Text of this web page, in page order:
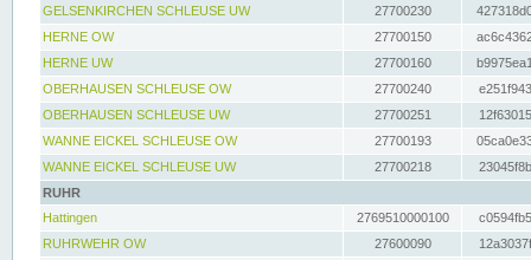
GELSENKIRCHEN SCHLEUSE UW
27700230
HERNE OW
27700150
HERNE UW
27700160
OBERHAUSEN SCHLEUSE OW
27700240
OBERHAUSEN SCHLEUSE UW
27700251
WANNE EICKEL SCHLEUSE OW
27700193
WANNE EICKEL SCHLEUSE UW
27700218
RUHR
Hattingen
2769510000100
RUHRWEHR OW
27600090